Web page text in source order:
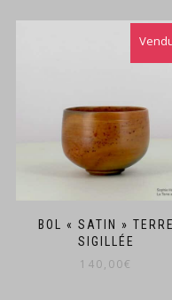
BOL « SATIN » TERRE
SIGILLÉE
140,00€